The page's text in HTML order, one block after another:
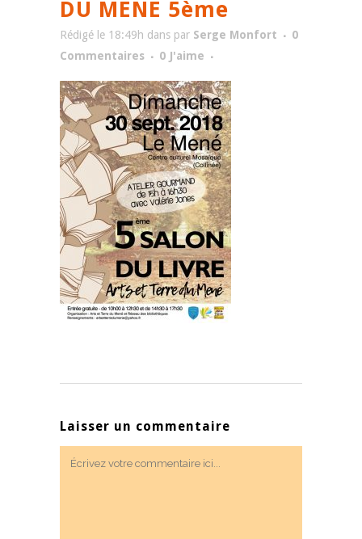
DU MENÉ 5ème
Rédigé le 18:49h dans par Serge Monfort
0
Commentaires
0 J'aime
Laisser un commentaire